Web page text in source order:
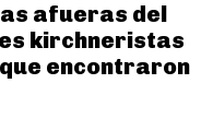
afueras del
kirchneristas
encontraron